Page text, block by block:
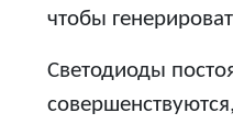
чтобы
Светодиоды